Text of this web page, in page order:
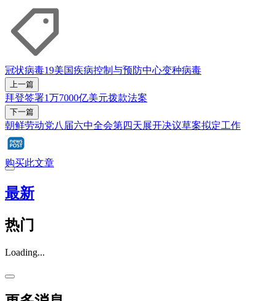
冠状病毒19美国疾病控制与预防中心变种病毒
上一篇
拜登签署1万7000亿美元拨款法案
下一篇
朝鲜劳动党八届六中全会第四天展开决议草案拟定工作
购买此文章
最新
热门
Loading...